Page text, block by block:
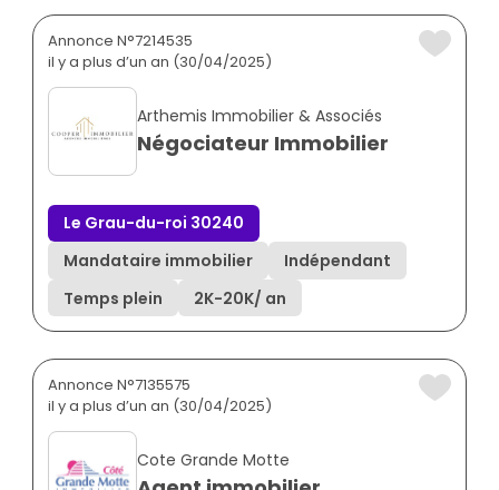
Annonce N°7214535
il y a plus d’un an (30/04/2025)
Arthemis Immobilier & Associés
Négociateur Immobilier
Le Grau-du-roi 30240
Mandataire immobilier
Indépendant
Temps plein
2K-20K/ an
Annonce N°7135575
il y a plus d’un an (30/04/2025)
Cote Grande Motte